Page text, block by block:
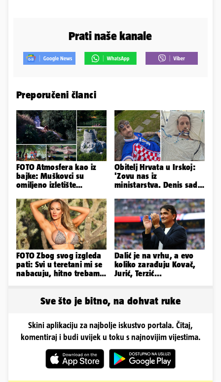
Prati naše kanale
Preporučeni članci
FOTO Atmosfera kao iz
bajke: Muškovci su
omiljeno izletište
zašto
Obitelj Hrvata u Irskoj:
'Zovu nas iz
ministarstva. Denis sada
nas je'
FOTO Zbog svog izgleda
pati: Svi u teretani mi se
nabacuju, hitno trebam
Dalić je na vrhu, a evo
koliko zarađuju Kovač,
Jurić, Terzić...
Sve što je bitno, na dohvat ruke
Skini aplikaciju za najbolje iskustvo portala. Čitaj,
komentiraj i budi uvijek u toku s najnovijim vijestima.